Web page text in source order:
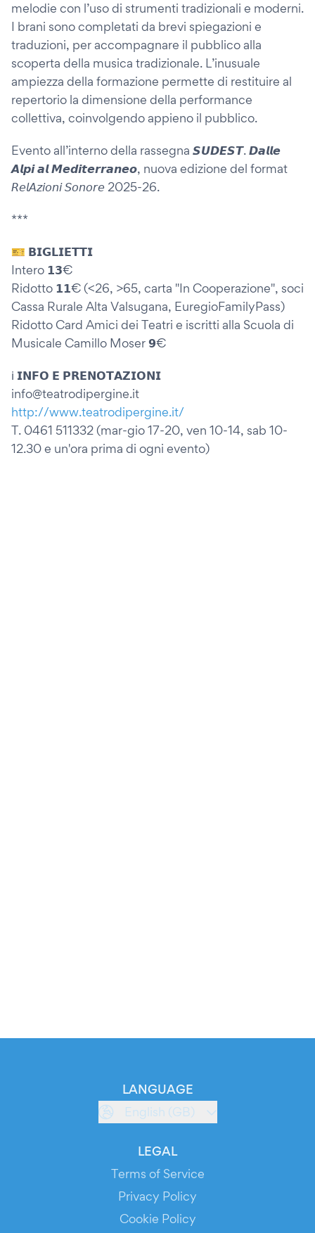
melodie con l’uso di strumenti tradizionali e moderni.
I brani sono completati da brevi spiegazioni e
traduzioni, per accompagnare il pubblico alla
scoperta della musica tradizionale. L’inusuale
ampiezza della formazione permette di restituire al
repertorio la dimensione della performance
collettiva, coinvolgendo appieno il pubblico.
Evento all’interno della rassegna 𝙎𝙐𝘿𝙀𝙎𝙏. 𝘿𝙖𝙡𝙡𝙚
𝘼𝙡𝙥𝙞 𝙖𝙡 𝙈𝙚𝙙𝙞𝙩𝙚𝙧𝙧𝙖𝙣𝙚𝙤, nuova edizione del format
𝘙𝘦𝘭𝘈𝘻𝘪𝘰𝘯𝘪 𝘚𝘰𝘯𝘰𝘳𝘦 2025-26.
***
🎫 𝗕𝗜𝗚𝗟𝗜𝗘𝗧𝗧𝗜
Intero 𝟭𝟯€
Ridotto 𝟭𝟭€ (<26, >65, carta "In Cooperazione", soci
Cassa Rurale Alta Valsugana, EuregioFamilyPass)
Ridotto Card Amici dei Teatri e iscritti alla Scuola di
Musicale Camillo Moser 𝟵€
ℹ️ 𝗜𝗡𝗙𝗢 𝗘 𝗣𝗥𝗘𝗡𝗢𝗧𝗔𝗭𝗜𝗢𝗡𝗜
info@teatrodipergine.it
http://www.teatrodipergine.it/
T. 0461 511332 (mar-gio 17-20, ven 10-14, sab 10-
12.30 e un'ora prima di ogni evento)
LANGUAGE
English (GB)
LEGAL
Terms of Service
Privacy Policy
Cookie Policy